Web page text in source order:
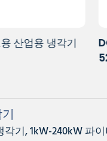
산업용 냉각기
각기, 1kW-240kW 파